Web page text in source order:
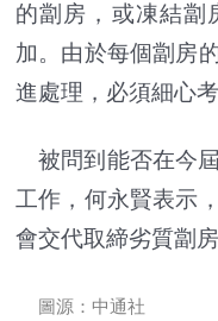
的劏房，或凍結劏
加。由於每個劏房
進處理，必須細心
被問到能否在今
工作，何永賢表示
會交代取締劣質劏房
圖源：中通社